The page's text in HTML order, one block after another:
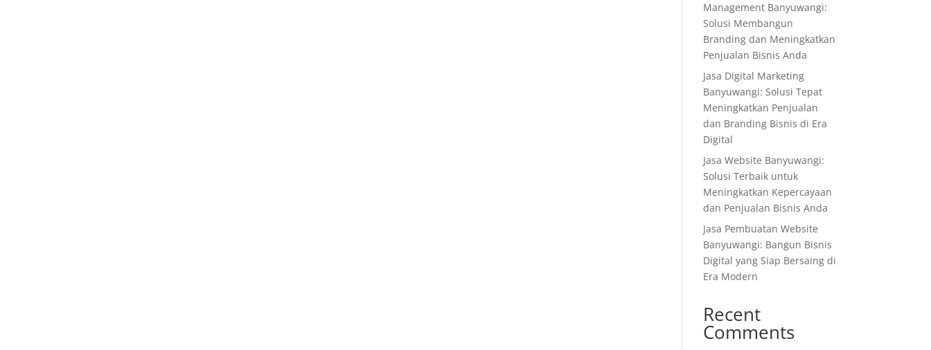
Management Banyuwangi:
Solusi Membangun
Branding dan Meningkatkan
Penjualan Bisnis Anda
Jasa Digital Marketing
Banyuwangi: Solusi Tepat
Meningkatkan Penjualan
dan Branding Bisnis di Era
Digital
Jasa Website Banyuwangi:
Solusi Terbaik untuk
Meningkatkan Kepercayaan
dan Penjualan Bisnis Anda
Jasa Pembuatan Website
Banyuwangi: Bangun Bisnis
Digital yang Siap Bersaing di
Era Modern
Recent
Comments